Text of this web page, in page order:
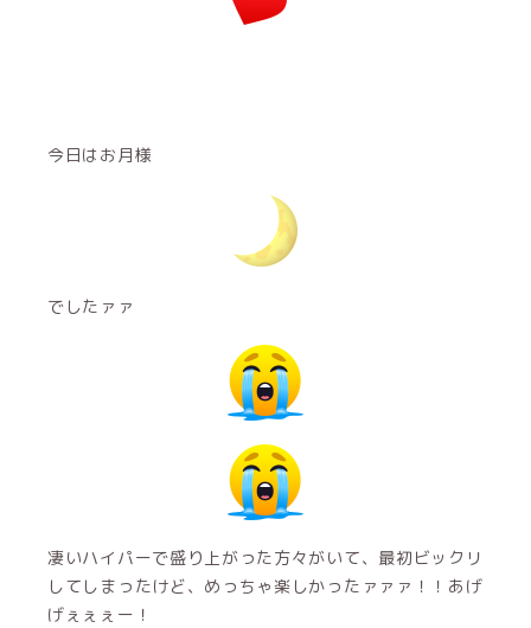
今日はお月様
でしたァァ
凄いハイパーで盛り上がった方々がいて、最初ビックリ
してしまったけど、めっちゃ楽しかったァァァ！！あげ
げぇぇぇー！